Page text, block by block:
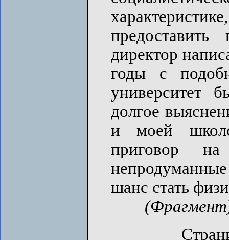
директор
годы с
университет
долгое
и моей
приговор на
шанс стать